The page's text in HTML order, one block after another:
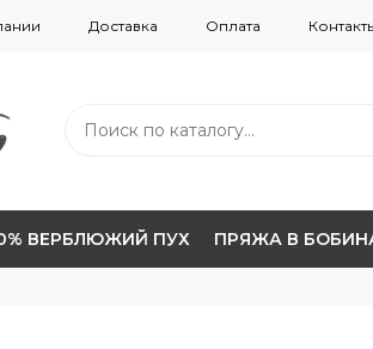
Доставка Оплата
ВЕРБЛЮЖИЙ ПУХ ПРЯЖА В